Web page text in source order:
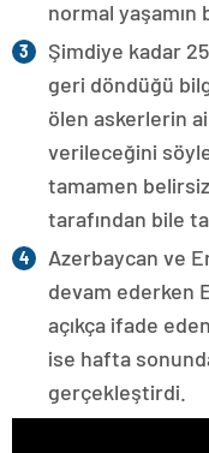
normal yaşamın
Şimdiye kadar
geri döndüğü
ölen askerlerin
verileceğini
tamamen
tarafından bile
Azerbaycan ve
devam ederken
açıkça ifade
ise hafta
gerçekleştirdi.